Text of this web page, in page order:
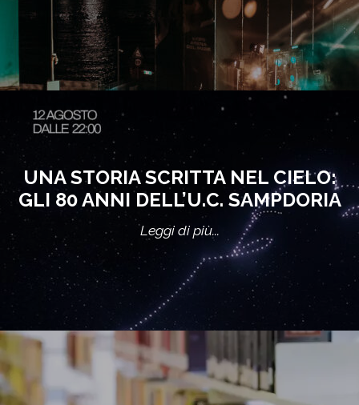
UNA STORIA SCRITTA NEL CIELO:
GLI 80 ANNI DELL’U.C. SAMPDORIA
Leggi di più...